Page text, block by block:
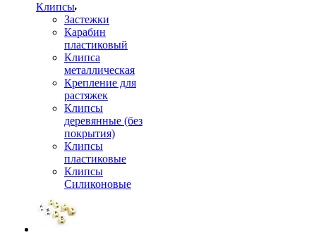
Клипсы
Застежки
Карабин
пластиковый
Клипса
металлическая
Крепление для
растяжек
Клипсы
деревянные (без
покрытия)
Клипсы
пластиковые
Клипсы
Силиконовые